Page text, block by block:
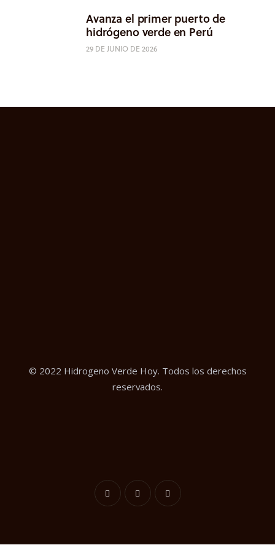
Avanza el primer puerto de
hidrógeno verde en Perú
29 DE JUNIO DE 2026
© 2022 Hidrogeno Verde Hoy. Todos los derechos
reservados.